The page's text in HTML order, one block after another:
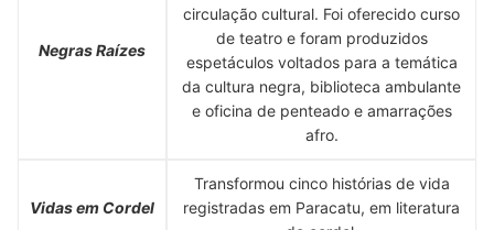
Negras Raízes
circulação cultural. Foi oferecido curso
de teatro e foram produzidos
espetáculos voltados para a temática
da cultura negra, biblioteca ambulante
e oficina de penteado e amarrações
afro.
Vidas em Cordel
Transformou cinco histórias de vida
registradas em Paracatu, em literatura